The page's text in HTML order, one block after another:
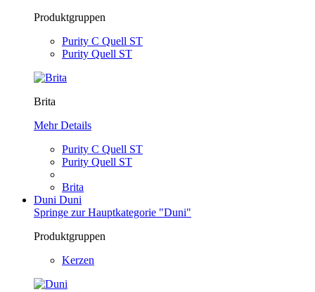
Produktgruppen
Purity C Quell ST
Purity Quell ST
Brita
Mehr Details
Purity C Quell ST
Purity Quell ST
Brita
Duni Duni
Springe zur Hauptkategorie "Duni"
Produktgruppen
Kerzen